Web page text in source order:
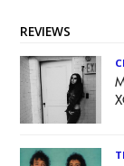
REVIEWS